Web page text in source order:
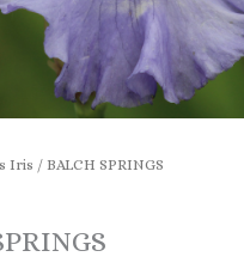
Iris / BALCH SPRINGS